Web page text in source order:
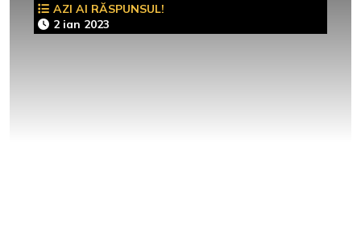
AZI AI RĂSPUNSUL!
2 ian 2023